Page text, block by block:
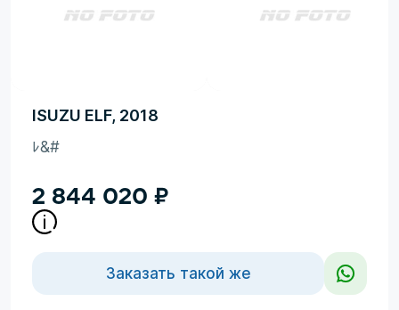
ISUZU ELF, 2018
ﾚ&#
2 844 020 ₽
Заказать такой же